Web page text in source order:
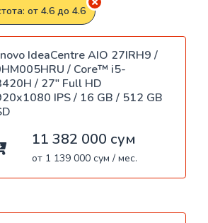
от 4.6 до 4.6
IdeaCentre AIO 27IRH9 /
/ Core™ i5-
/ 27" Full HD
IPS / 16 GB / 512 GB
11 382 000 сум
от 1 139 000 сум / мес.